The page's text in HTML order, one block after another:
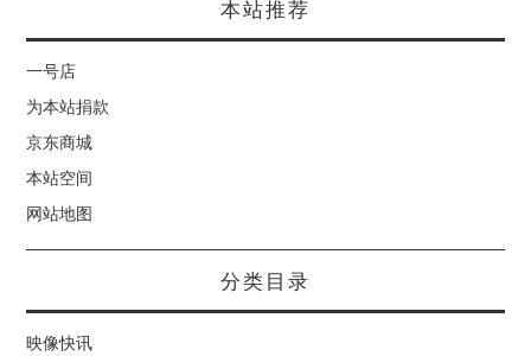
本站推荐
一号店
为本站捐款
京东商城
本站空间
网站地图
分类目录
映像快讯